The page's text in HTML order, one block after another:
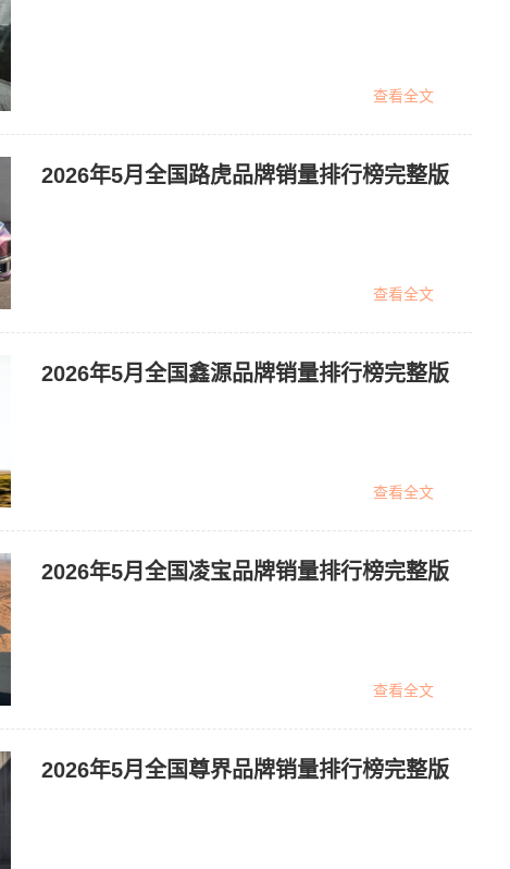
查看全文
2026年5月全国路虎品牌销量排行榜完整版
查看全文
2026年5月全国鑫源品牌销量排行榜完整版
查看全文
2026年5月全国凌宝品牌销量排行榜完整版
查看全文
2026年5月全国尊界品牌销量排行榜完整版